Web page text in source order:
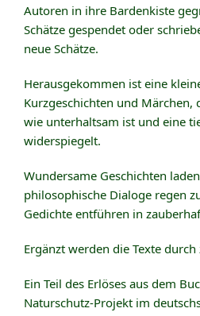
Autoren in ihre Bardenkiste
Schätze gespendet oder
neue Schätze.
Herausgekommen ist eine
Kurzgeschichten und Märchen,
wie unterhaltsam ist und eine
widerspiegelt.
Wundersame Geschichten
philosophische Dialoge regen
Gedichte entführen in
Ergänzt werden die Texte
Ein Teil des Erlöses aus dem
Naturschutz-Projekt im